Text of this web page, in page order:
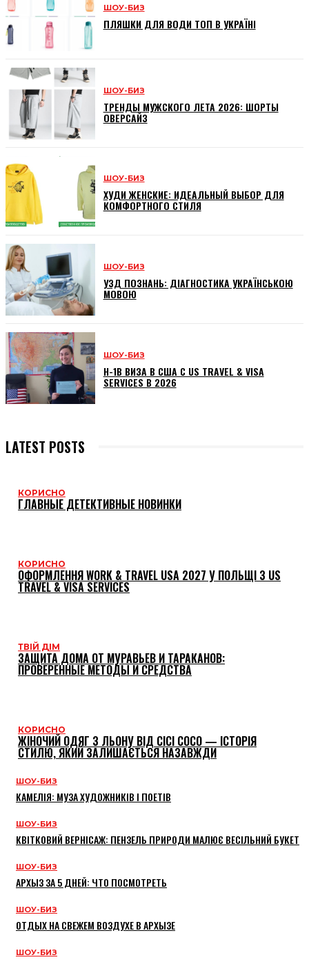
ШОУ-БИЗ
ПЛЯШКИ ДЛЯ ВОДИ ТОП В УКРАЇНІ
ШОУ-БИЗ
ТРЕНДЫ МУЖСКОГО ЛЕТА 2026: ШОРТЫ
ОВЕРСАЙЗ
ШОУ-БИЗ
ХУДИ ЖЕНСКИЕ: ИДЕАЛЬНЫЙ ВЫБОР ДЛЯ
КОМФОРТНОГО СТИЛЯ
ШОУ-БИЗ
УЗД ПОЗНАНЬ: ДІАГНОСТИКА УКРАЇНСЬКОЮ
МОВОЮ
ШОУ-БИЗ
H-1B ВИЗА В США С US TRAVEL & VISA
SERVICES В 2026
LATEST POSTS
КОРИСНО
ГЛАВНЫЕ ДЕТЕКТИВНЫЕ НОВИНКИ
КОРИСНО
ОФОРМЛЕННЯ WORK & TRAVEL USA 2027 У ПОЛЬЩІ З US
TRAVEL & VISA SERVICES
ТВІЙ ДІМ
ЗАЩИТА ДОМА ОТ МУРАВЬЕВ И ТАРАКАНОВ:
ПРОВЕРЕННЫЕ МЕТОДЫ И СРЕДСТВА
КОРИСНО
ЖІНОЧИЙ ОДЯГ З ЛЬОНУ ВІД CICI COCO — ІСТОРІЯ
СТИЛЮ, ЯКИЙ ЗАЛИШАЄТЬСЯ НАЗАВЖДИ
ШОУ-БИЗ
КАМЕЛІЯ: МУЗА ХУДОЖНИКІВ І ПОЕТІВ
ШОУ-БИЗ
КВІТКОВИЙ ВЕРНІСАЖ: ПЕНЗЕЛЬ ПРИРОДИ МАЛЮЄ ВЕСІЛЬНИЙ БУКЕТ
ШОУ-БИЗ
АРХЫЗ ЗА 5 ДНЕЙ: ЧТО ПОСМОТРЕТЬ
ШОУ-БИЗ
ОТДЫХ НА СВЕЖЕМ ВОЗДУХЕ В АРХЫЗЕ
ШОУ-БИЗ